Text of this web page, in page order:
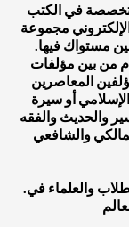
متخصصة في الكتب
الإلكتروني مجموعة
مستواك فيها.
من بين مؤلفات
أو سيرة
والحديث والفقه
والشافعي
.وأخيرًا، نقدم كتبنا باللغة العربية للمبتدئين والطلاب والعلماء في